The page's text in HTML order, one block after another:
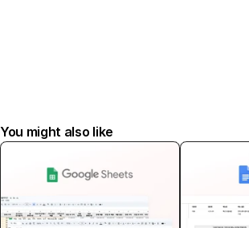
You might also like